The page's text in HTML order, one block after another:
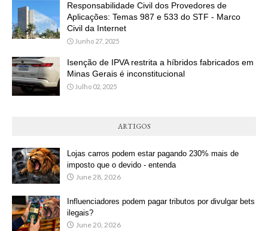
Responsabilidade Civil dos Provedores de
Aplicações: Temas 987 e 533 do STF - Marco
Civil da Internet
Junho 27, 2025
Isenção de IPVA restrita a híbridos fabricados em
Minas Gerais é inconstitucional
Julho 02, 2025
ARTIGOS
Lojas carros podem estar pagando 230% mais de
imposto que o devido - entenda
June 28, 2026
Influenciadores podem pagar tributos por divulgar bets
ilegais?
June 20, 2026